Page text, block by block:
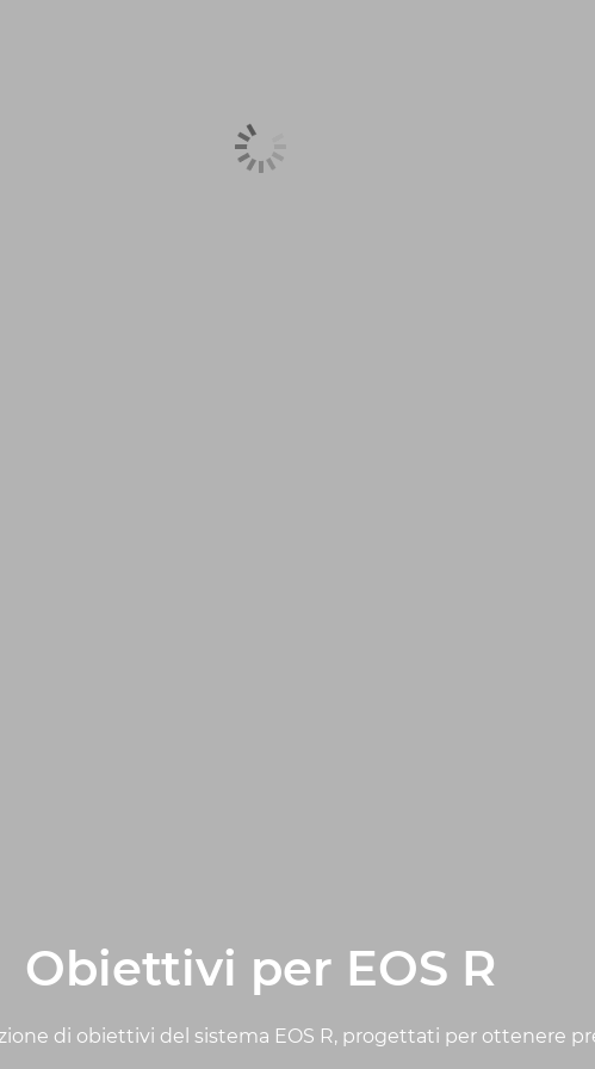
Obiettivi per EOS R
di obiettivi del sistema EOS R, progettati per ottenere